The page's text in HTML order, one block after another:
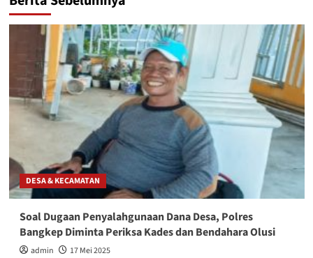
DESA & KECAMATAN
Soal Dugaan Penyalahgunaan Dana Desa, Polres
Bangkep Diminta Periksa Kades dan Bendahara Olusi
admin 17 Mei 2025